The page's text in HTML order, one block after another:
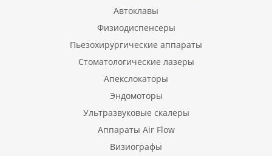
Автоклавы
Физиодиспенсеры
Пьезохирургические аппараты
Стоматологические лазеры
Апекслокаторы
Эндомоторы
Ультразвуковые скалеры
Аппараты Air Flow
Визиографы